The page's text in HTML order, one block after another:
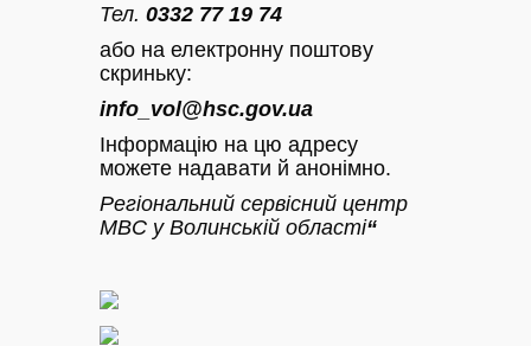
Тел. 0332 77 19 74
або на електронну поштову
скриньку:
info_vol@hsc.gov.ua
Інформацію на цю адресу
можете надавати й анонімно.
Регіональний сервісний центр
МВС у Волинській області“